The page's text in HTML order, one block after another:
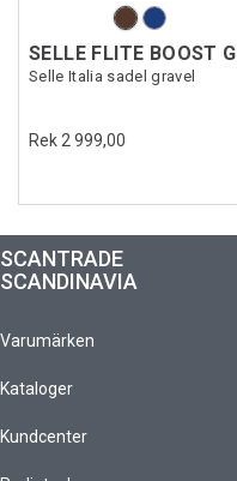
Selle Italia sadel gravel
Rek 2 999,00
SCANTRADE
SCANDINAVIA
Varumärken
Kataloger
Kundcenter